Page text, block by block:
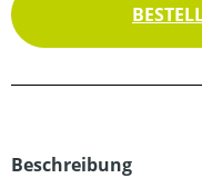
Beschreibung